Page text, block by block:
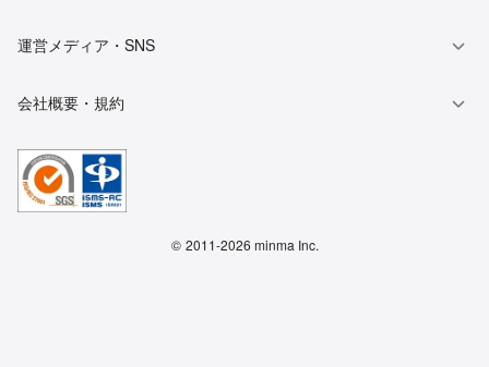
運営メディア・SNS
会社概要・規約
© 2011-2026 minma Inc.